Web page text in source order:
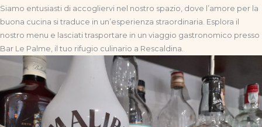
Siamo entusiasti di accogliervi nel nostro spazio, dove l’amore per la
buona cucina si traduce in un’esperienza straordinaria. Esplora il
nostro menu e lasciati trasportare in un viaggio gastronomico presso
Bar Le Palme, il tuo rifugio culinario a Rescaldina.